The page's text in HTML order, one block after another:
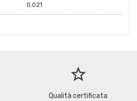
0.021
star_border
Qualità certificata